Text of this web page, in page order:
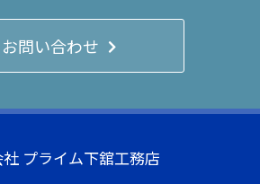
お問い合わせ
プライム下舘工務店